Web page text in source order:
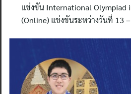
แข่งขัน International Olympiad
(Online) แข่งขันระหว่างวันที่ 13